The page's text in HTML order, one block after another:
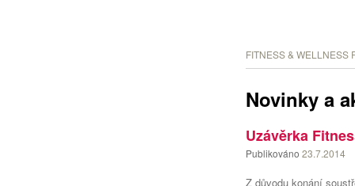
FITNESS & WELLNESS
Novinky a
Uzávěrka
Publikováno23.7.2014
Z důvodu konání